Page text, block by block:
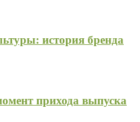
история бренда
прихода выпуска